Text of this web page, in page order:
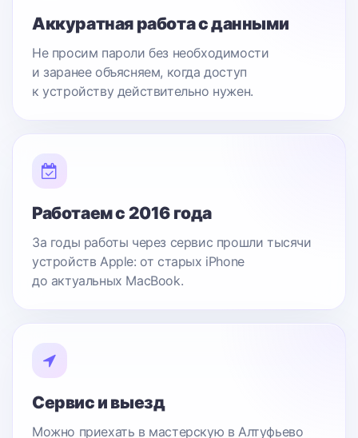
Аккуратная работа с данными
Не просим пароли без необходимости
и заранее объясняем, когда доступ
к устройству действительно нужен.
Работаем с 2016 года
За годы работы через сервис прошли тысячи
устройств Apple: от старых iPhone
до актуальных MacBook.
Сервис и выезд
Можно приехать в мастерскую в Алтуфьево